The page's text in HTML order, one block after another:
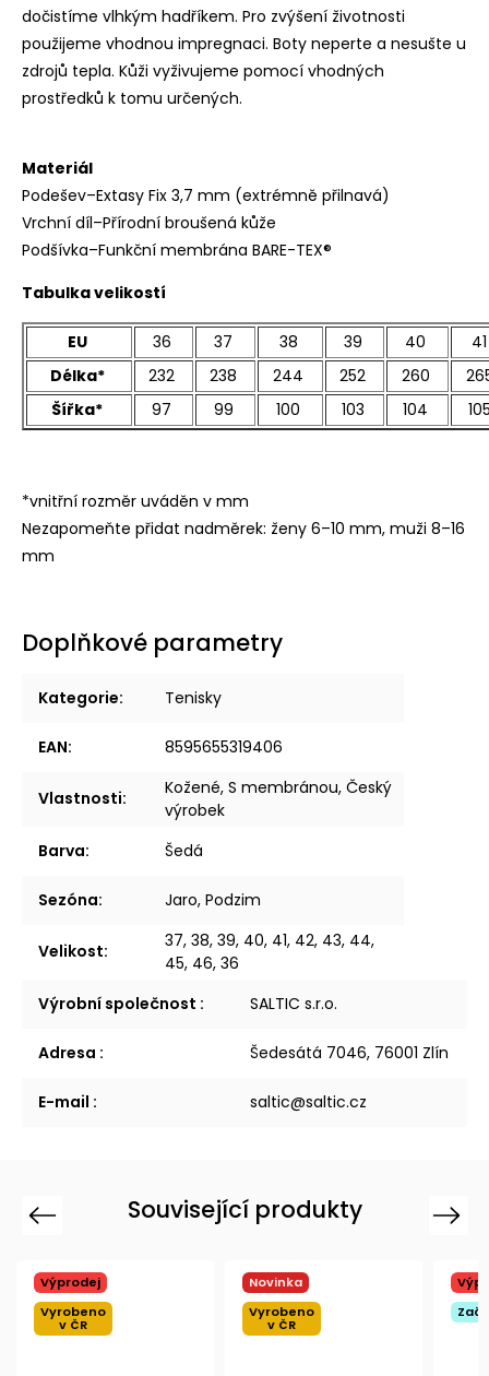
dočistíme vlhkým hadříkem. Pro zvýšení životnosti
použijeme vhodnou impregnaci. Boty neperte a nesušte u
zdrojů tepla. Kůži vyživujeme pomocí vhodných
prostředků k tomu určených.
Materiál
Podešev–Extasy Fix 3,7 mm (extrémně přilnavá)
Vrchní díl–Přírodní broušená kůže
Podšívka–Funkční membrána BARE-TEX®
Tabulka velikostí
EU 36 37 38 39 40
41
Délka*
232 238 244 252 260
Šířka*
97 99 100 103 104
*vnitřní rozměr uváděn v mm
Nezapomeňte přidat nadměrek: ženy 6–10 mm, muži 8–16
mm
Doplňkové parametry
Kategorie: Tenisky
EAN: 8595655319406
Vlastnosti:
Kožené, S membránou, Český
výrobek
Barva: Šedá
Sezóna: Jaro, Podzim
Velikost:
37, 38, 39, 40, 41, 42, 43, 44,
45, 46, 36
Výrobní společnost : SALTIC s.r.o.
Adresa : Šedesátá 7046, 76001 Zlín
E-mail : saltic@saltic.cz
Související produkty
Previous
Výprodej
Vyrobeno
v ČR
Novinka
Vyrobeno
v ČR
Next